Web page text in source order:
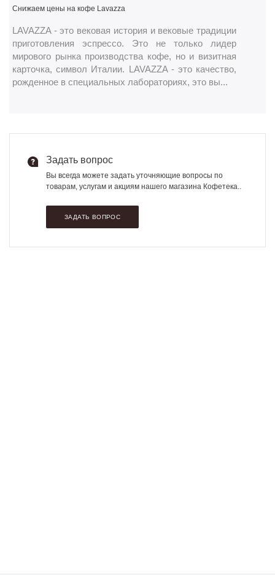
Снижаем цены на кофе Lavazza
LAVAZZA - это вековая история и вековые традиции
приготовления эспрессо. Это не только лидер
мирового рынка производства кофе, но и визитная
карточка, символ Италии. LAVAZZA - это качество,
рожденное в специальных лабораториях, это вы...
Задать вопрос
Вы всегда можете задать уточняющие вопросы по
товарам, услугам и акциям нашего магазина Кофетека..
ЗАДАТЬ ВОПРОС